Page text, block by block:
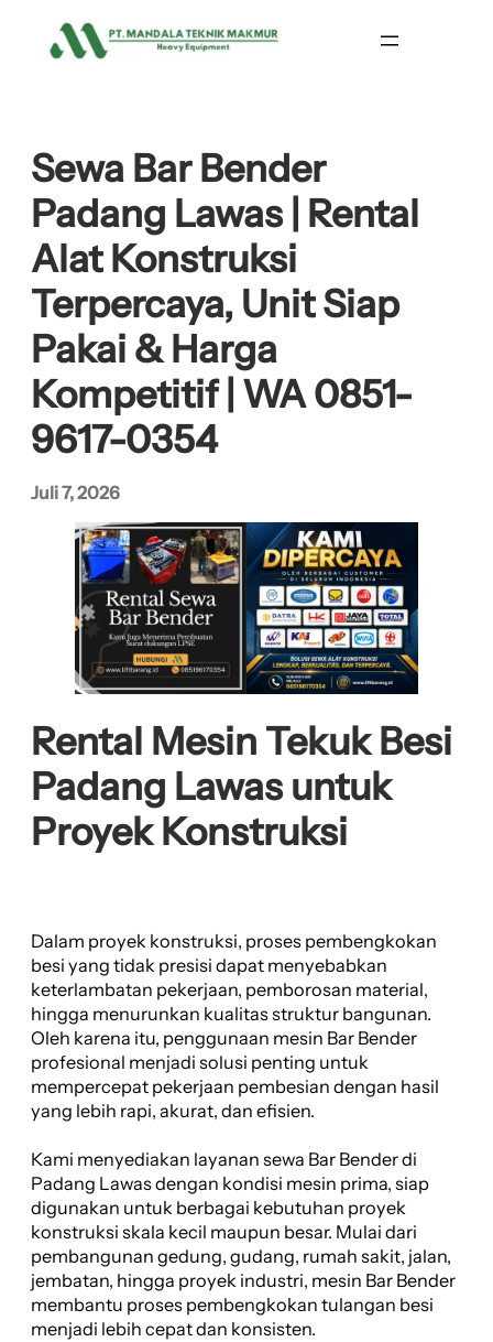
Sewa Bar Bender
Padang Lawas | Rental
Alat Konstruksi
Terpercaya, Unit Siap
Pakai & Harga
Kompetitif | WA 0851-
9617-0354
Juli 7, 2026
Rental Mesin Tekuk Besi
Padang Lawas untuk
Proyek Konstruksi
Dalam proyek konstruksi, proses pembengkokan
besi yang tidak presisi dapat menyebabkan
keterlambatan pekerjaan, pemborosan material,
hingga menurunkan kualitas struktur bangunan.
Oleh karena itu, penggunaan mesin Bar Bender
profesional menjadi solusi penting untuk
mempercepat pekerjaan pembesian dengan hasil
yang lebih rapi, akurat, dan efisien.
Kami menyediakan layanan sewa Bar Bender di
Padang Lawas dengan kondisi mesin prima, siap
digunakan untuk berbagai kebutuhan proyek
konstruksi skala kecil maupun besar. Mulai dari
pembangunan gedung, gudang, rumah sakit, jalan,
jembatan, hingga proyek industri, mesin Bar Bender
membantu proses pembengkokan tulangan besi
menjadi lebih cepat dan konsisten.